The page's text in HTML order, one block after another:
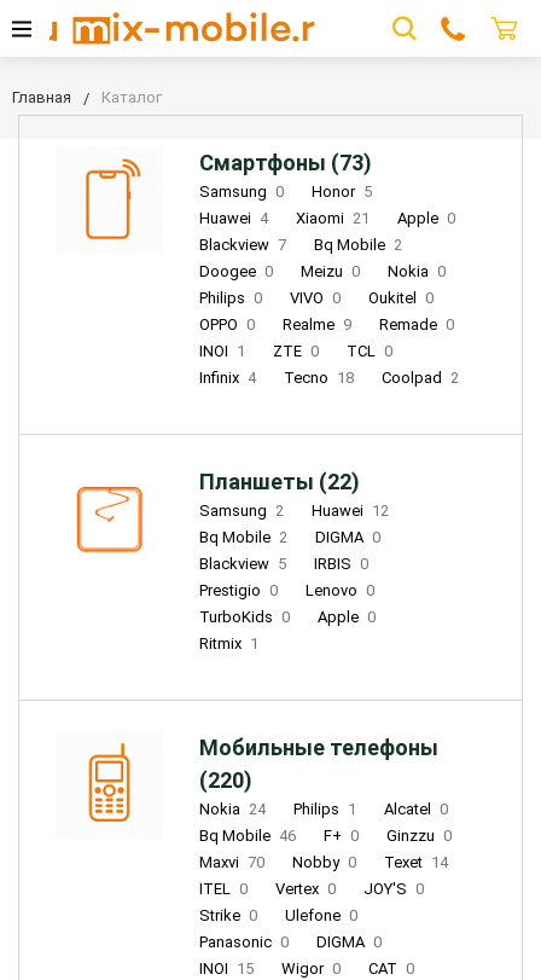
Главная Каталог
Смартфоны (73)
Samsung 0 Honor 5
Huawei 4 Xiaomi 21 Apple 0
Blackview 7 Bq Mobile 2
Doogee 0 Meizu 0 Nokia 0
Philips 0 VIVO 0 Oukitel
0
OPPO 0 Realme 9 Remade 0
INOI 1 ZTE 0 TCL 0
Infinix 4 Tecno 18 Coolpad 2
Планшеты (22)
Samsung 2 Huawei 12
Bq Mobile 2 DIGMA 0
Blackview 5 IRBIS 0
Prestigio 0 Lenovo 0
TurboKids 0 Apple 0
Ritmix 1
Мобильные телефоны
(220)
Nokia 24 Philips 1 Alcatel
0
Bq Mobile 46 F+ 0 Ginzzu 0
Maxvi 70 Nobby 0 Texet 14
ITEL 0 Vertex 0 JOY'S 0
Strike 0 Ulefone 0
Panasonic 0 DIGMA 0
INOI 15 Wigor 0 CAT 0